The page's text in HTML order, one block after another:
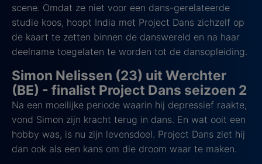
scene. Omdat ze niet voor een dans-gerelateerde
studie koos, hoopt India met Project Dans zichzelf op
de kaart te zetten binnen de danswereld en na haar
deelname toegelaten te worden tot de dansopleiding.
Simon Nelissen (23) uit Werchter
(BE) - finalist Project Dans seizoen 2
Na een moeilijke periode waarin hij depressief raakte,
vond Simon zijn kracht terug in dans. En wat ooit een
hobby was, is nu zijn levensdoel. Project Dans ziet hij
dan ook als een kans om die droom waar te maken.